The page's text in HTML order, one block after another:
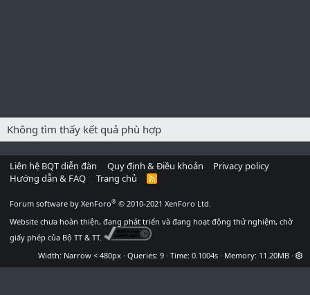
Không tìm thấy kết quả phù hợp
Liên hệ BQT diễn đàn Quy định & Điều khoản
Privacy policy
Hướng dẫn & FAQ
Trang chủ
R
Forum software by XenForo® © 2010-2021 XenForo Ltd.
Website chưa hoàn thiện, đang phát triển và đang hoạt động thử nghiệm, chờ
giấy phép của Bộ TT & TT.
Width
Queries 9 Time 0.1004s Memory 11.20MB